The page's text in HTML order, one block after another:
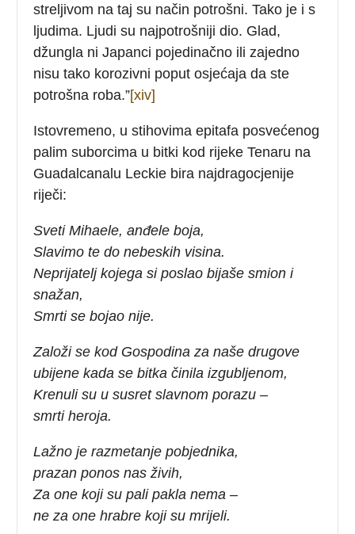
streljivom na taj su način potrošni. Tako je i s
ljudima. Ljudi su najpotrošniji dio. Glad,
džungla ni Japanci pojedinačno ili zajedno
nisu tako korozivni poput osjećaja da ste
potrošna roba.”[xiv]
Istovremeno, u stihovima epitafa posvećenog
palim suborcima u bitki kod rijeke Tenaru na
Guadalcanalu Leckie bira najdragocjenije
riječi:
Sveti Mihaele, anđele boja,
Slavimo te do nebeskih visina.
Neprijatelj kojega si poslao bijaše smion i
snažan,
Smrti se bojao nije.
Založi se kod Gospodina za naše drugove
ubijene kada se bitka činila izgubljenom,
Krenuli su u susret slavnom porazu –
smrti heroja.
Lažno je razmetanje pobjednika,
prazan ponos nas živih,
Za one koji su pali pakla nema –
ne za one hrabre koji su mrijeli.